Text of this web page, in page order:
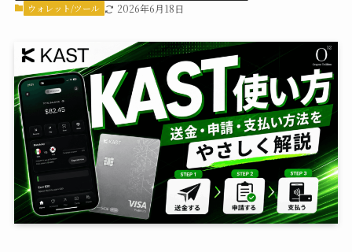
ウォレット/ツール 2026年6月18日